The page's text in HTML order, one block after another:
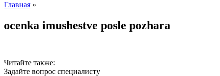
Главная »
ocenka imushestve posle pozhara
Читайте также:
Задайте вопрос специалисту